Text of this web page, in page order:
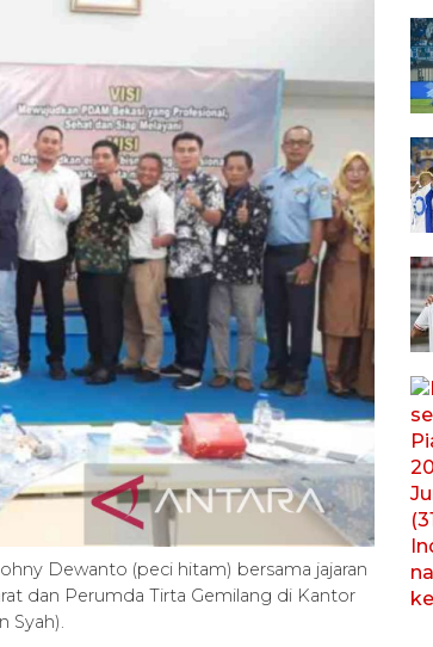
Dewanto (peci hitam) bersama jajaran
dan Perumda Tirta Gemilang di Kantor
Syah).